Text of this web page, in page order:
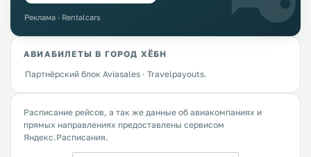
Реклама · Rentalcars
АВИАБИЛЕТЫ В ГОРОД ХЁБН
Партнёрский блок Aviasales · Travelpayouts.
Расписание рейсов, а так же данные об авиакомпаниях и
прямых направлениях предоставлены сервисом
Яндекс.Расписания.